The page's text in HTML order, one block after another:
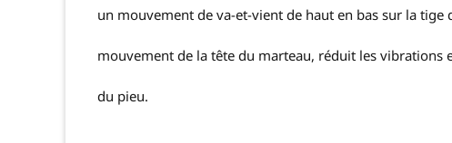
un mouvement de va-et-vient de haut en bas sur la
mouvement de la tête du marteau, réduit les vibrations
du pieu.